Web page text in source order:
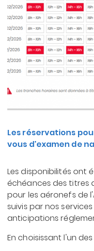
Les réservations
vous d'examen de
Les disponibilités ont
échéances des titres
pour les aéronefs de
suivis par nos
anticipations
En choisissant l'un